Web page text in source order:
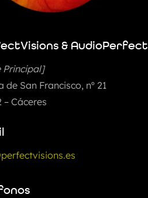
& AudioPerfect
Principal]
de San Francisco, nº 21
– Cáceres